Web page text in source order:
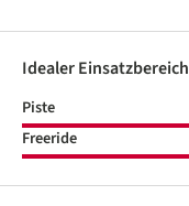
Idealer Einsatzbereich
Piste
Freeride